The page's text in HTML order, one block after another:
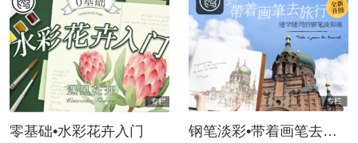
零基础•水彩花卉入门 钢笔淡彩•带着画笔去旅行